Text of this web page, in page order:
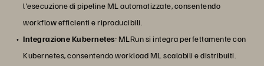
l'esecuzione di pipeline ML automatizzate, consentendo
workflow efficienti e riproducibili.
Integrazione Kubernetes: MLRun si integra perfettamente con
Kubernetes, consentendo workload ML scalabili e distribuiti.